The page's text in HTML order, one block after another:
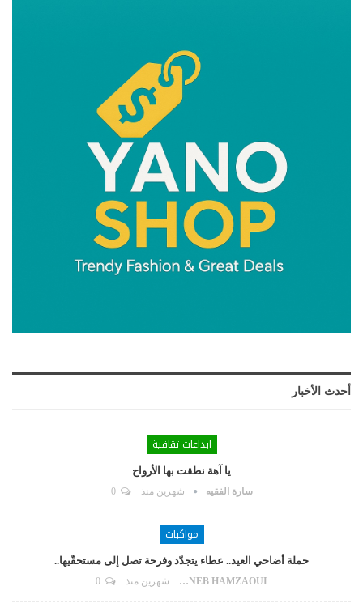
أحدث الأخبار
ابداعات ثقافية
يا آهة نطقت بها الأرواح
سارة الفقيه شهرين منذ 0
مواكبات
حملة أضاحي العيد.. عطاء يتجدّد وفرحة تصل إلى مستحقّيها..
ZAYNEB HAMZAOUI شهرين منذ